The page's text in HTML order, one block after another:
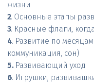
2
3
4. Развитие по
5.
6